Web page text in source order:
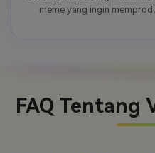
meme yang ingin
FAQ Tentang